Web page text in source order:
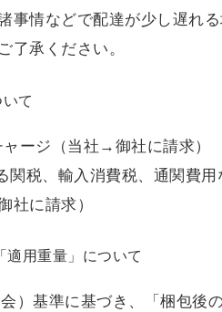
事情などで配達が少し遅れ
了承ください。
て
ージ（当社→御社に請求）
関税、輸入消費税、通関費用
社に請求）
用重量」について
）基準に基づき、「梱包後